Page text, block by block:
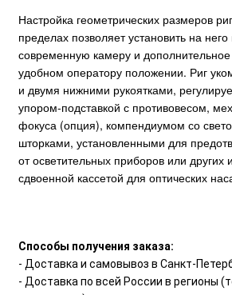
Настройка геометрических размеров
пределах позволяет установить на
современную камеру и
удобном оператору положении. Риг
и двумя нижними рукоятками,
упором-подставкой с противовесом,
фокуса (опция), компендиумом со
шторками, установленными для
от осветительных приборов или других
сдвоенной кассетой для оптических
Способы получения заказа:
- Доставка и самовывоз в Санкт-
- Доставка по всей России в регионы